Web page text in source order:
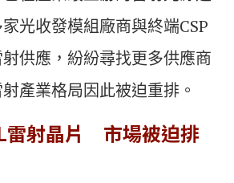
光收發模組廠商與終端CSP
供應，紛紛尋找更多供應商
產業格局因此被迫重排。
射晶片
市場被迫排